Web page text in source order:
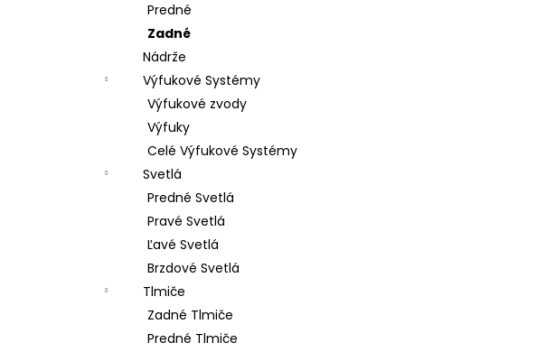
Predné
Zadné
Nádrže
Výfukové Systémy
Výfukové zvody
Výfuky
Celé Výfukové Systémy
Svetlá
Predné Svetlá
Pravé Svetlá
Ľavé Svetlá
Brzdové Svetlá
Tlmiče
Zadné Tlmiče
Predné Tlmiče